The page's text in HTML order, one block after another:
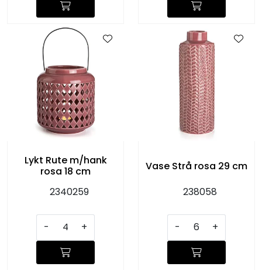
Lykt Rute m/hank
rosa 18 cm
2340259
- +
Vase Strå rosa 29 cm
238058
- +